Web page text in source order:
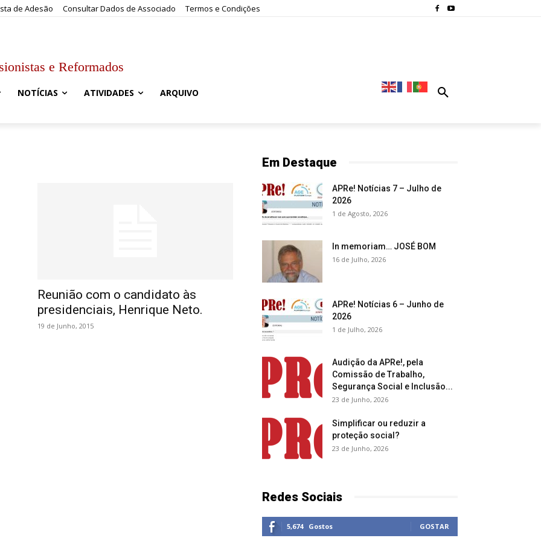
de Adesão Consultar Dados de Associado Termos e Condições
e Reformados
NOTÍCIAS ATIVIDADES ARQUIVO
Reunião com o candidato às
presidenciais, Henrique Neto.
19 de Junho, 2015
Em Destaque
APRe! Notícias 7 – Julho de
2026
1 de Agosto, 2026
In memoriam… JOSÉ BOM
16 de Julho, 2026
APRe! Notícias 6 – Junho de
2026
1 de Julho, 2026
Audição da APRe!, pela
Comissão de Trabalho,
Segurança Social e Inclusão...
23 de Junho, 2026
Simplificar ou reduzir a
proteção social?
23 de Junho, 2026
Redes Sociais
5,674 Gostos GOSTAR